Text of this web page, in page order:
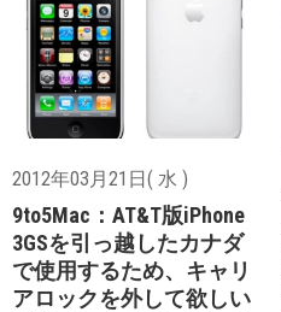
2012年03月21日( 水 )
9to5Mac：AT&T版iPhone
3GSを引っ越したカナダ
で使用するため、キャリ
アロックを外して欲しい